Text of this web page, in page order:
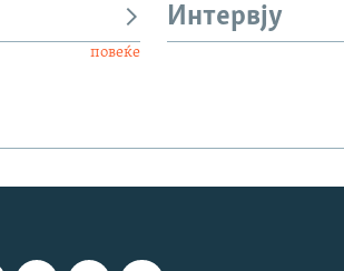
повеќе
Интервју